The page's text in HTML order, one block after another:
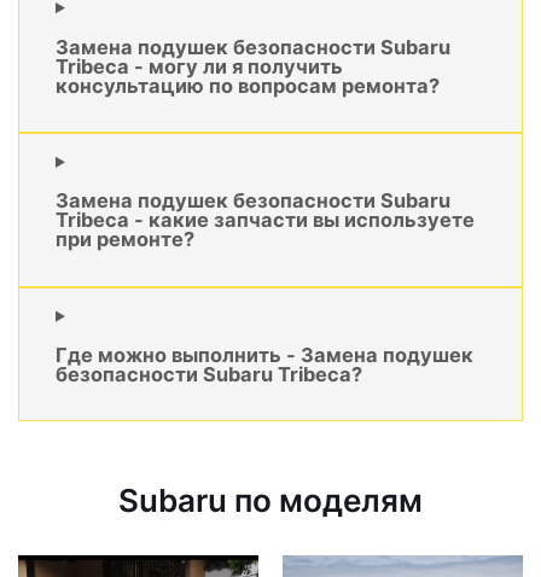
Замена подушек безопасности Subaru
Tribeca - могу ли я получить
консультацию по вопросам ремонта?
Замена подушек безопасности Subaru
Tribeca - какие запчасти вы используете
при ремонте?
Где можно выполнить - Замена подушек
безопасности Subaru Tribeca?
Subaru по моделям